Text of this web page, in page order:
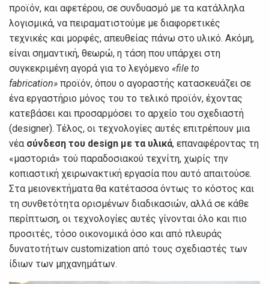
προϊόν, και αφετέρου, σε συνδυασμό με τα κατάλληλα
λογισμικά, να πειραματιστούμε με διαφορετικές
τεχνικές και μορφές, απευθείας πάνω στο υλικό. Ακόμη,
είναι σημαντική, θεωρώ, η τάση που υπάρχει στη
συγκεκριμένη αγορά για το λεγόμενο «file to
fabrication» προϊόν, όπου ο αγοραστής κατασκευάζει σε
ένα εργαστήριο μόνος του το τελικό προϊόν, έχοντας
κατεβάσει και προσαρμόσει το αρχείο του σχεδιαστή
(designer). Τέλος, οι τεχνολογίες αυτές επιτρέπουν μια
νέα σύνδεση του design με τα υλικά, επαναφέροντας τη
«μαστοριά» τού παραδοσιακού τεχνίτη, χωρίς την
κοπιαστική χειρωνακτική εργασία που αυτό απαιτούσε.
Στα μειονεκτήματα θα κατέτασσα όντως το κόστος και
τη συνθετότητα ορισμένων διαδικασιών, αλλά σε κάθε
περίπτωση, οι τεχνολογίες αυτές γίνονται όλο και πιο
προσιτές, τόσο οικονομικά όσο και από πλευράς
δυνατοτήτων customization από τους σχεδιαστές των
ίδιων των μηχανημάτων.